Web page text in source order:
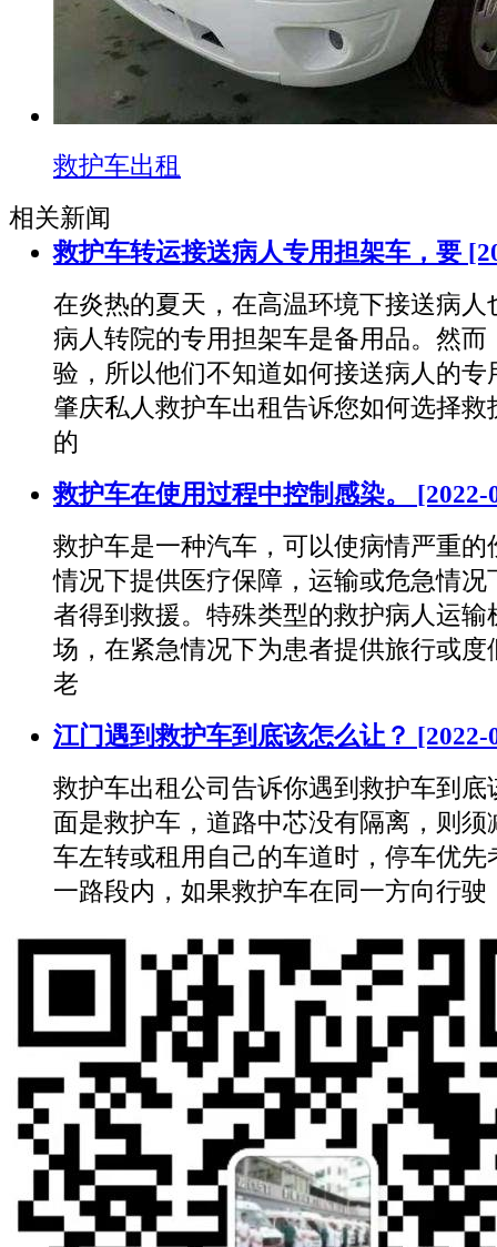
救护车出租
相关新闻
救护车转运接送病人专用担架车，要
在炎热的夏天，在高温环境下接送病人
病人转院的专用担架车是备用品。然而
验，所以他们不知道如何接送病人的专
肇庆私人救护车出租告诉您如何选择救
的
救护车在使用过程中控制感染。 [2022-
救护车是一种汽车，可以使病情严重的
情况下提供医疗保障，运输或危急情况
者得到救援。特殊类型的救护病人运输
场，在紧急情况下为患者提供旅行或度
老
江门遇到救护车到底该怎么让？ [2022-
救护车出租公司告诉你遇到救护车到底
面是救护车，道路中芯没有隔离，则须
车左转或租用自己的车道时，停车优先
一路段内，如果救护车在同一方向行驶